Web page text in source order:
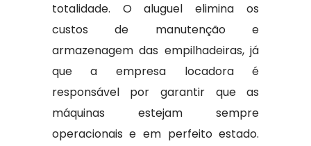
totalidade. O aluguel elimina os
custos de manutenção e
armazenagem das empilhadeiras, já
que a empresa locadora é
responsável por garantir que as
máquinas estejam sempre
operacionais e em perfeito estado.